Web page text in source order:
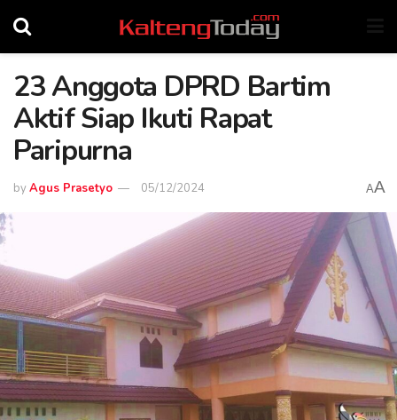
23 Anggota DPRD Bartim
Aktif Siap Ikuti Rapat
Paripurna
byAgus Prasetyo 05/12/2024 AA